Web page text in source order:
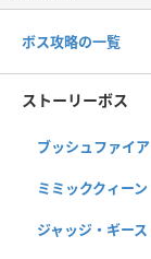
ボス攻略の一覧
ストーリーボス
ブッシュファイア
ミミッククィーン
ジャッジ・ギース